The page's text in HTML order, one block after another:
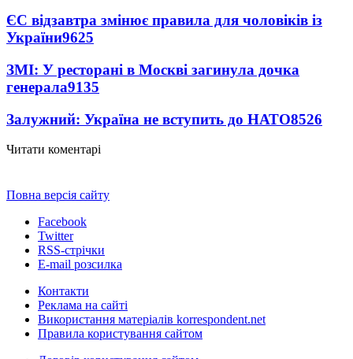
ЄС відзавтра змінює правила для чоловіків із
України9625
ЗМІ: У ресторані в Москві загинула дочка
генерала9135
Залужний: Україна не вступить до НАТО8526
Читати коментарі
Повна версія сайту
Facebook
Twitter
RSS-стрічки
E-mail розсилка
Контакти
Реклама на сайті
Використання матеріалів korrespondent.net
Правила користування сайтом